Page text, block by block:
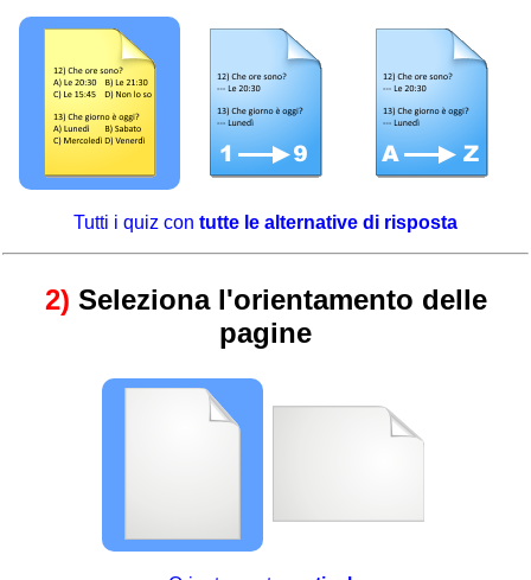
Tutti i quiz con tutte le alternative di risposta
2) Seleziona l'orientamento delle
pagine